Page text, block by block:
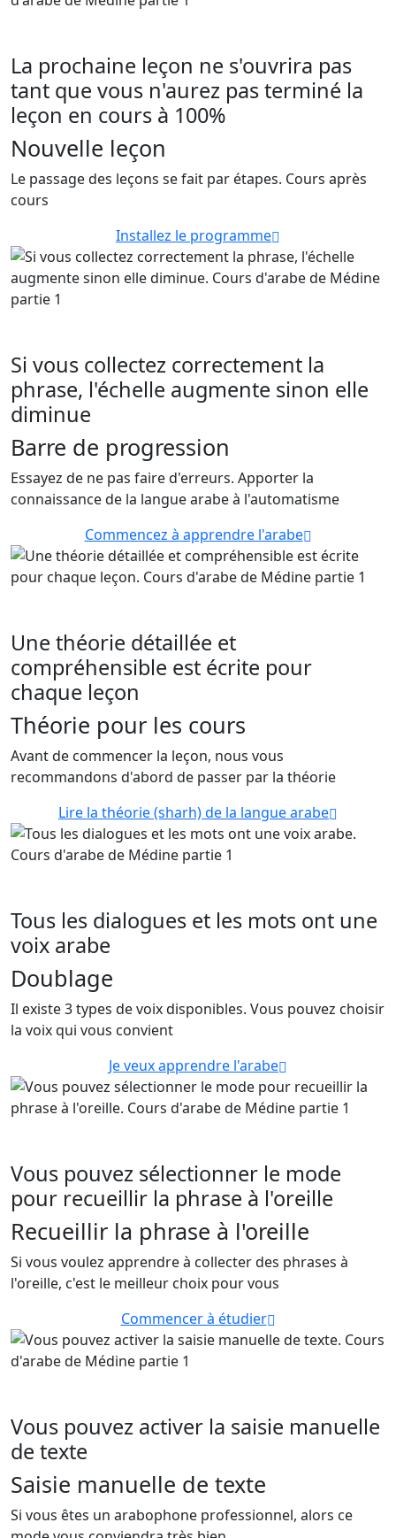
La prochaine leçon ne s'ouvrira pas
tant que vous n'aurez pas terminé la
leçon en cours à 100%
Nouvelle leçon
Le passage des leçons se fait par étapes. Cours après
cours
Installez le programme
Si vous collectez correctement la
phrase, l'échelle augmente sinon elle
diminue
Barre de progression
Essayez de ne pas faire d'erreurs. Apporter la
connaissance de la langue arabe à l'automatisme
Commencez à apprendre l'arabe
Une théorie détaillée et
compréhensible est écrite pour
chaque leçon
Théorie pour les cours
Avant de commencer la leçon, nous vous
recommandons d'abord de passer par la théorie
Lire la théorie (sharh) de la langue arabe
Tous les dialogues et les mots ont une
voix arabe
Doublage
Il existe 3 types de voix disponibles. Vous pouvez choisir
la voix qui vous convient
Je veux apprendre l'arabe
Vous pouvez sélectionner le mode
pour recueillir la phrase à l'oreille
Recueillir la phrase à l'oreille
Si vous voulez apprendre à collecter des phrases à
l'oreille, c'est le meilleur choix pour vous
Commencer à étudier
Vous pouvez activer la saisie manuelle
de texte
Saisie manuelle de texte
Si vous êtes un arabophone professionnel, alors ce